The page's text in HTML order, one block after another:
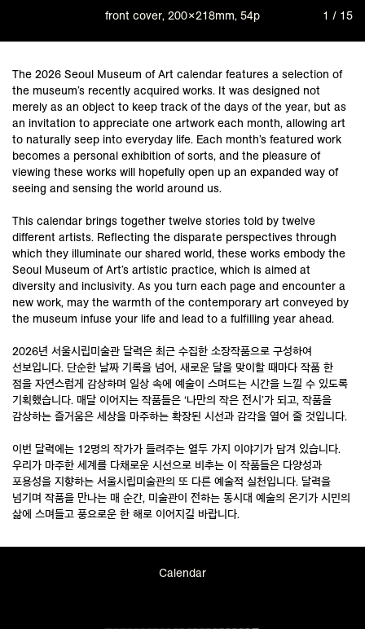
front cover, 200×218mm, 54p 1 / 15
The 2026 Seoul Museum of Art calendar features a selection of
the museum’s recently acquired works. It was designed not
merely as an object to keep track of the days of the year, but as
an invitation to appreciate one artwork each month, allowing art
to naturally seep into everyday life. Each month’s featured work
becomes a personal exhibition of sorts, and the pleasure of
viewing these works will hopefully open up an expanded way of
seeing and sensing the world around us.
This calendar brings together twelve stories told by twelve
different artists. Reflecting the disparate perspectives through
which they illuminate our shared world, these works embody the
Seoul Museum of Art’s artistic practice, which is aimed at
diversity and inclusivity. As you turn each page and encounter a
new work, may the warmth of the contemporary art conveyed by
the museum infuse your life and lead to a fulfilling year ahead.
2026년 서울시립미술관 달력은 최근 수집한 소장작품으로 구성하여
선보입니다. 단순한 날짜 기록을 넘어, 새로운 달을 맞이할 때마다 작품 한
점을 자연스럽게 감상하며 일상 속에 예술이 스며드는 시간을 느낄 수 있도록
기획했습니다. 매달 이어지는 작품들은 ‘나만의 작은 전시’가 되고, 작품을
감상하는 즐거움은 세상을 마주하는 확장된 시선과 감각을 열어 줄 것입니다.
이번 달력에는 12명의 작가가 들려주는 열두 가지 이야기가 담겨 있습니다.
우리가 마주한 세계를 다채로운 시선으로 비추는 이 작품들은 다양성과
포용성을 지향하는 서울시립미술관의 또 다른 예술적 실천입니다. 달력을
넘기며 작품을 만나는 매 순간, 미술관이 전하는 동시대 예술의 온기가 시민의
삶에 스며들고 풍요로운 한 해로 이어지길 바랍니다.
Calendar